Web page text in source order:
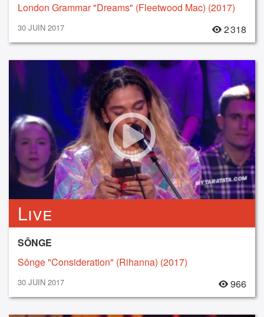
London Grammar "Dreams" (Fleetwood Mac) (2017)
30 JUIN 2017 2 318
Live
SÔNGE
Sônge "Consideration" (Rihanna) (2017)
30 JUIN 2017 966